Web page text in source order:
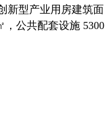
新型产业用房建筑面
，公共配套设施 5300